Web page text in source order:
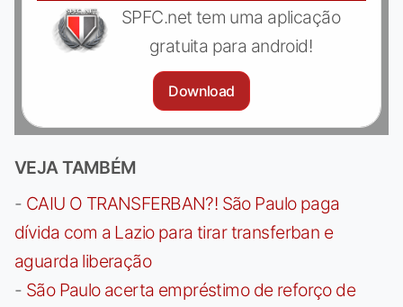
SPFC.net tem uma aplicação
gratuita para android!
Download
VEJA TAMBÉM
- CAIU O TRANSFERBAN?! São Paulo paga
dívida com a Lazio para tirar transferban e
aguarda liberação
- São Paulo acerta empréstimo de reforço de